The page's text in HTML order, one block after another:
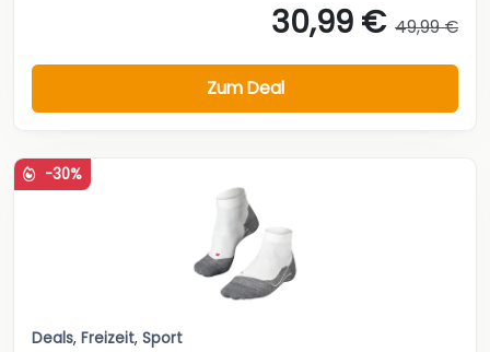
30,99 € 49,99 €
Zum Deal
-30%
Deals, Freizeit, Sport